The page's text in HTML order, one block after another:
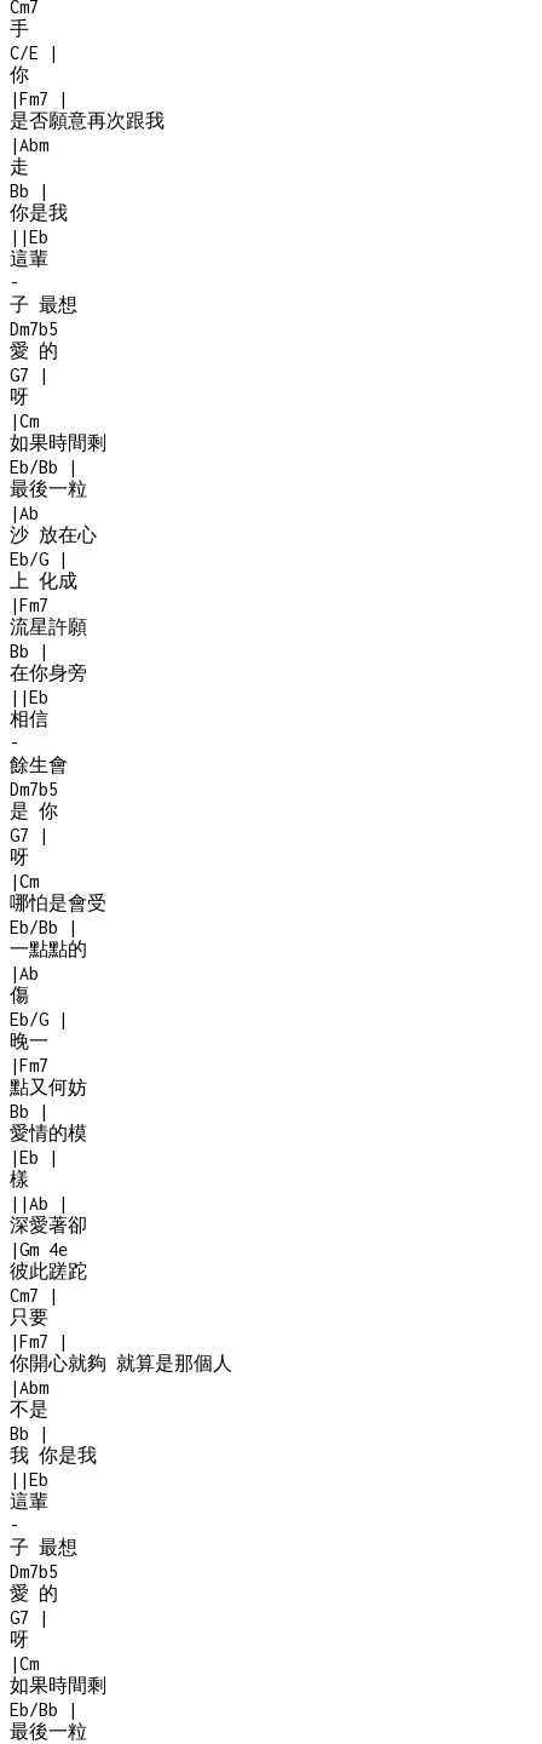
Cm7
手
C/E
|
你
|Fm7
|
是否願意再次跟我
|Abm
走
Bb
|
你是我
| |Eb
這輩
-
子 最想
Dm7b5
愛 的
G7
|
呀
|Cm
如果時間剩
Eb/Bb
|
最後一粒
|Ab
沙 放在心
Eb/G
|
上 化成
|Fm7
流星許願
Bb
|
在你身旁
| |Eb
相信
-
餘生會
Dm7b5
是 你
G7
|
呀
|Cm
哪怕是會受
Eb/Bb
|
一點點的
|Ab
傷
Eb/G
|
晚一
|Fm7
點又何妨
Bb
|
愛情的模
|Eb
|
樣
| |Ab
|
深愛著卻
|Gm 4e
彼此蹉跎
Cm7
|
只要
|Fm7
|
你開心就夠 就算是那個人
|Abm
不是
Bb
|
我 你是我
| |Eb
這輩
-
子 最想
Dm7b5
愛 的
G7
|
呀
|Cm
如果時間剩
Eb/Bb
|
最後一粒